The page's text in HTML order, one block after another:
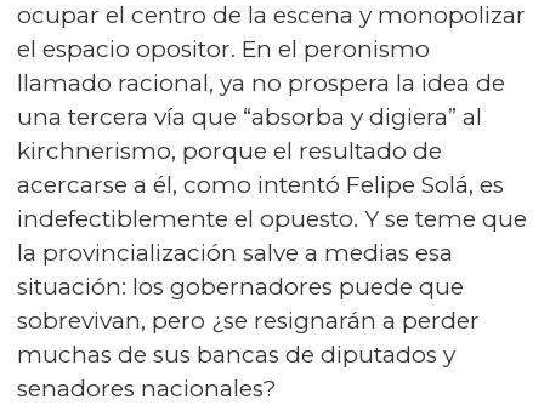
ocupar el centro de la escena y monopolizar
el espacio opositor. En el peronismo
llamado racional, ya no prospera la idea de
una tercera vía que “absorba y digiera” al
kirchnerismo, porque el resultado de
acercarse a él, como intentó Felipe Solá, es
indefectiblemente el opuesto. Y se teme que
la provincialización salve a medias esa
situación: los gobernadores puede que
sobrevivan, pero ¿se resignarán a perder
muchas de sus bancas de diputados y
senadores nacionales?